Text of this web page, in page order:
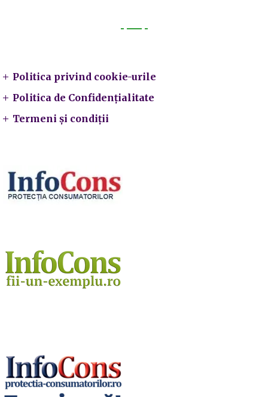
Politica privind cookie-urile
Politica de Confidențialitate
Termeni și condiții